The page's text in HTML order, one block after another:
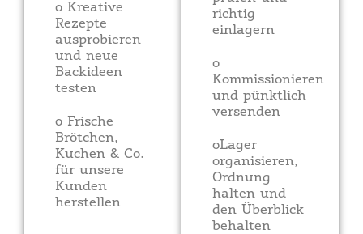
o Kreative
Rezepte
ausprobieren
und neue
Backideen
testen
o Frische
Brötchen,
Kuchen & Co.
für unsere
Kunden
herstellen
richtig
einlagern
o
Kommissionieren
und pünktlich
versenden
oLager
organisieren,
Ordnung
halten und
den Überblick
behalten